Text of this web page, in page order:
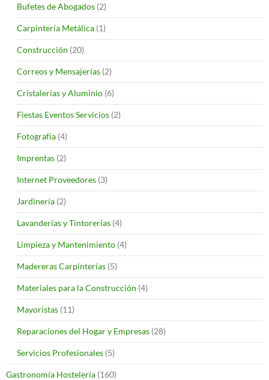
Bufetes de Abogados (2)
Carpintería Metálica (1)
Construcción (20)
Correos y Mensajerías (2)
Cristalerías y Aluminio (6)
Fiestas Eventos Servicios (2)
Fotografía (4)
Imprentas (2)
Internet Proveedores (3)
Jardinería (2)
Lavanderías y Tintorerías (4)
Limpieza y Mantenimiento (4)
Madereras Carpinterías (5)
Materiales para la Construcción (4)
Mayoristas (11)
Reparaciones del Hogar y Empresas (28)
Servicios Profesionales (5)
Gastronomía Hostelería (160)